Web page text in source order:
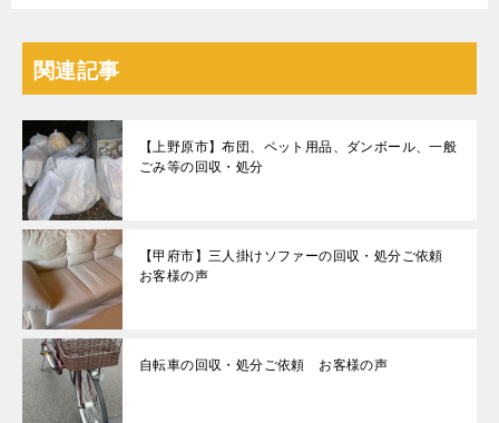
関連記事
【上野原市】布団、ペット用品、ダンボール、一般
ごみ等の回収・処分
【甲府市】三人掛けソファーの回収・処分ご依頼
お客様の声
自転車の回収・処分ご依頼 お客様の声